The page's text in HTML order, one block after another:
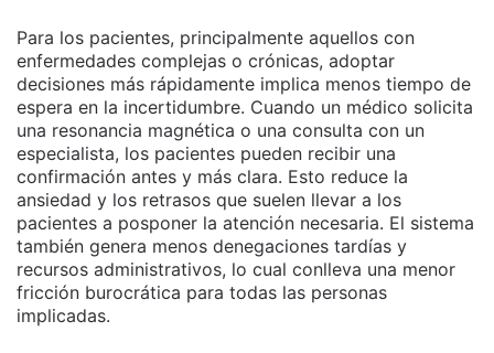
Para los pacientes, principalmente aquellos con
enfermedades complejas o crónicas, adoptar
decisiones más rápidamente implica menos tiempo de
espera en la incertidumbre. Cuando un médico solicita
una resonancia magnética o una consulta con un
especialista, los pacientes pueden recibir una
confirmación antes y más clara. Esto reduce la
ansiedad y los retrasos que suelen llevar a los
pacientes a posponer la atención necesaria. El sistema
también genera menos denegaciones tardías y
recursos administrativos, lo cual conlleva una menor
fricción burocrática para todas las personas
implicadas.